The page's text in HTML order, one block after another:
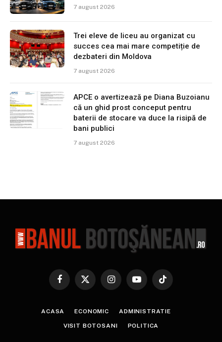
7 august 2026
Trei eleve de liceu au organizat cu
succes cea mai mare competiție de
dezbateri din Moldova
7 august 2026
APCE o avertizează pe Diana Buzoianu
că un ghid prost conceput pentru
baterii de stocare va duce la risipă de
bani publici
7 august 2026
Facebook
X
InstagramYouTubeTikTok
ACASA ECONOMIC ADMINISTRATIE
VISIT BOTOSANI POLITICA